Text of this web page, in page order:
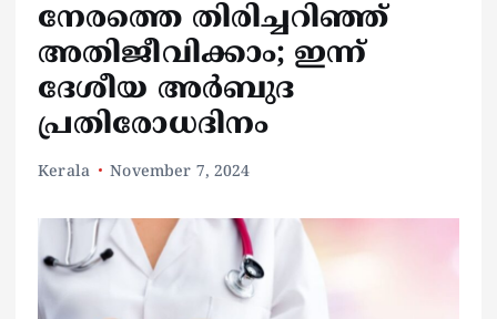
നേരത്തെ തിരിച്ചറിഞ്ഞ്
അതിജീവിക്കാം; ഇന്ന്
ദേശീയ അർബുദ
പ്രതിരോധദിനം
Kerala November 7, 2024